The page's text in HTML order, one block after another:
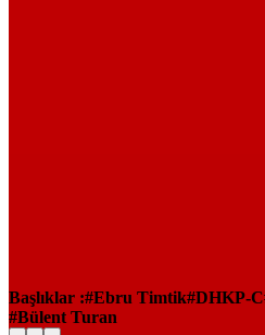
Başlıklar : Ebru Timtik DHKP-C
Bülent Turan